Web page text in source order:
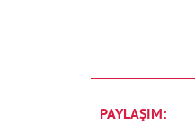
PAYLAŞIM: